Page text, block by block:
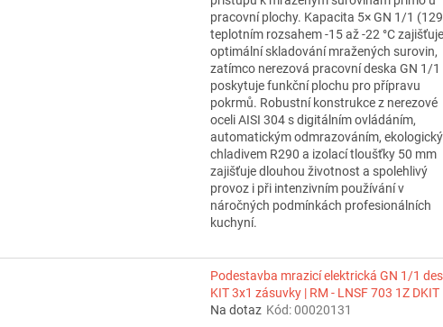
pracovní plochy. Kapacita 5× GN 1/1
teplotním rozsahem -15 až -22 °C zajišťuje
optimální skladování mražených surovin,
zatímco nerezová pracovní deska GN 1/1
poskytuje funkční plochu pro přípravu
pokrmů. Robustní konstrukce z nerezové
oceli AISI 304 s digitálním ovládáním,
automatickým odmrazováním,
chladivem R290 a izolací tloušťky 50 mm
zajišťuje dlouhou životnost a spolehlivý
provoz i při intenzivním používání v
náročných podmínkách profesionálních
kuchyní.
Podestavba mrazicí elektrická GN 1/1
KIT 3x1 zásuvky | RM - LNSF 703 1Z DKIT
Na dotaz Kód:00020131